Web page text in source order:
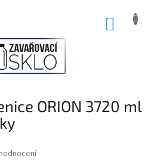
ORION 3720 ml